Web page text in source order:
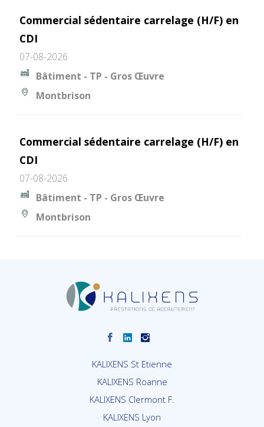
Commercial sédentaire carrelage (H/F) en
CDI
07-08-2026
Bâtiment - TP - Gros Œuvre
Montbrison
Commercial sédentaire carrelage (H/F) en
CDI
07-08-2026
Bâtiment - TP - Gros Œuvre
Montbrison
KALIXENS St Etienne
KALIXENS Roanne
KALIXENS Clermont F.
KALIXENS Lyon